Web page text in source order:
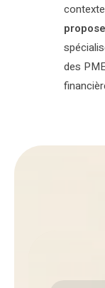
des